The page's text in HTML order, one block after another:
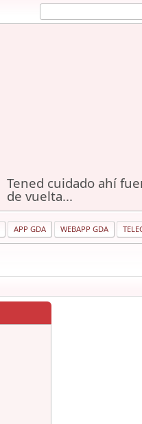
Tened cuidado ahí
de vuelta...
APP GDA WEBAPP GDA